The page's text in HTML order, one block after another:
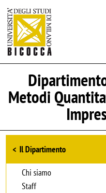
Metodi
Browse the
Il Dipartimento
Chi siamo
Staff